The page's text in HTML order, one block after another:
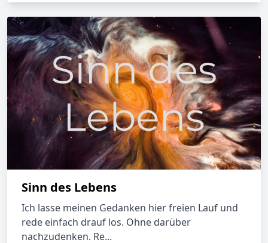
Sinn des Lebens
Ich lasse meinen Gedanken hier freien Lauf und
rede einfach drauf los. Ohne darüber
nachzudenken. Re...